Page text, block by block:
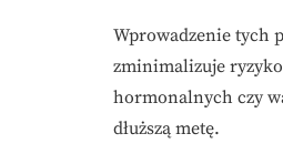
Wprowadzenie tych
zminimalizuje
hormonalnych czy
dłuższą metę.